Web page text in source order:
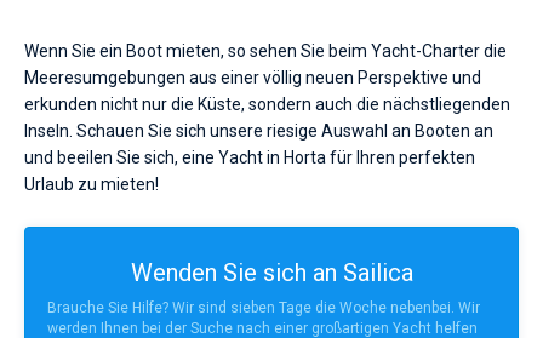
Wenn Sie ein Boot mieten, so sehen Sie beim Yacht-Charter die
Meeresumgebungen aus einer völlig neuen Perspektive und
erkunden nicht nur die Küste, sondern auch die nächstliegenden
Inseln. Schauen Sie sich unsere riesige Auswahl an Booten an
und beeilen Sie sich, eine Yacht in Horta für Ihren perfekten
Urlaub zu mieten!
Wenden Sie sich an Sailica
Brauche Sie Hilfe? Wir sind sieben Tage die Woche nebenbei. Wir
werden Ihnen bei der Suche nach einer großartigen Yacht helfen